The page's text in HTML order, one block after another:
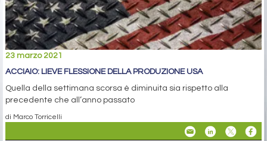
23 marzo 2021
ACCIAIO: LIEVE FLESSIONE DELLA PRODUZIONE USA
Quella della settimana scorsa è diminuita sia rispetto alla
precedente che all’anno passato
di Marco Torricelli